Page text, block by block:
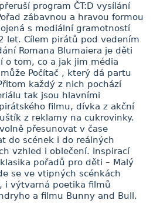
program ČT:D vysílání
zábavnou a hravou formou
s mediální gramotností
let. Cílem pirátů pod vedením
Romana Blumaiera je děti
o tom, co a jak jim média
Počítač , který dá partu
každý z nich pochází
tak jsou hlavními
filmu, dívka z akční
z reklamy na cukrovinky.
přesunovat v čase
do scének i do reálných
vzhled i oblečení. Inspirací
pořadů pro děti – Malý
se ve vtipných scénkách
i výtvarná poetika filmů
a filmu Bunny and Bull.